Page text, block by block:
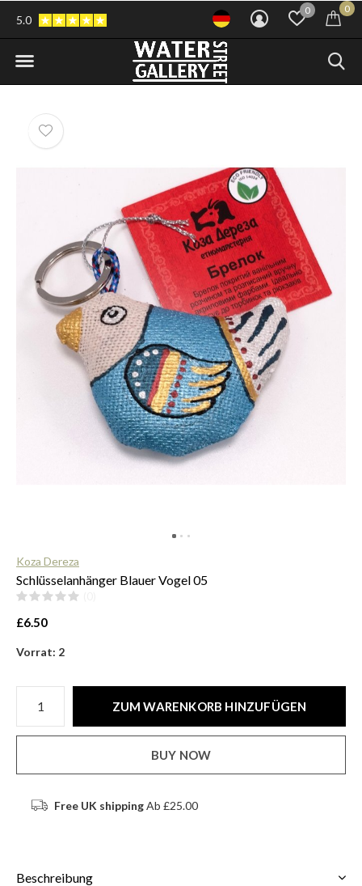
0 0
5.0
Koza Dereza
Schlüsselanhänger Blauer Vogel 05
£6.50
Vorrat: 2
ZUM WARENKORB HINZUFÜGEN
BUY NOW
Free UK shippingAb £25.00
Beschreibung